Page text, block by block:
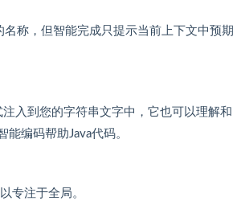
称，但智能完成只提示当前上下文中预期
入到您的字符串文字中，它也可以理解和
编码帮助Java代码。
专注于全局。